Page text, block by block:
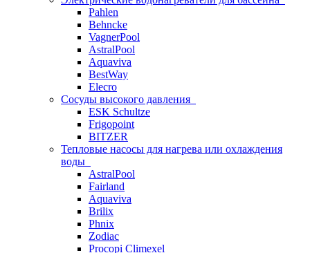
Pahlen
Behncke
VagnerPool
AstralPool
Aquaviva
BestWay
Elecro
Сосуды высокого давления
ESK Schultze
Frigopoint
BITZER
Тепловые насосы для нагрева или охлаждения
воды
AstralPool
Fairland
Aquaviva
Brilix
Phnix
Zodiac
Procopi Climexel